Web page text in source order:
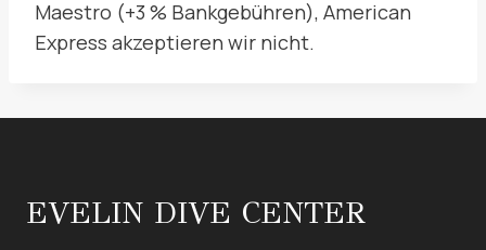
Maestro (+3 % Bankgebühren), American
Express akzeptieren wir nicht.
EVELIN DIVE CENTER